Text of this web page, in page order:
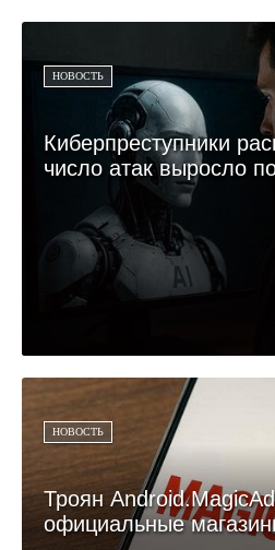
НОВОСТЬ
Киберпреступники
число атак выросло
НОВОСТЬ
Троян
официальные